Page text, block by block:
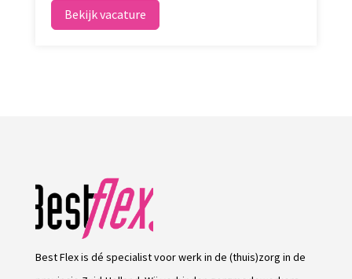
Bekijk vacature
Best Flex is dé specialist voor werk in de (thuis)zorg in de